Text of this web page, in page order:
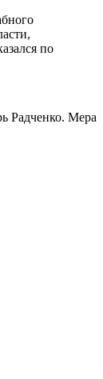
по
Радченко. Мера